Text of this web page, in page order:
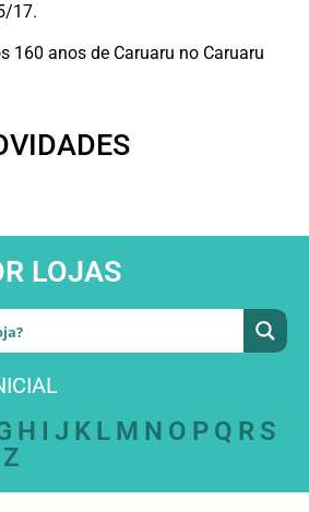
17.
160 anos de Caruaru no Caruaru
LOJAS
H I J K L M N O P Q R S
Z